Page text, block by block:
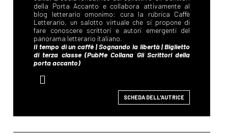
SCHEDA DELL'AUTRICE